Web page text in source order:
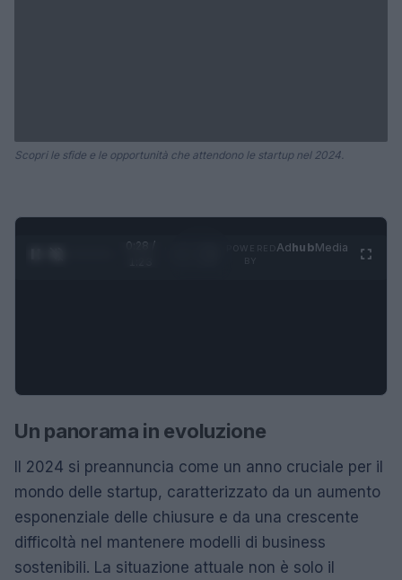
Scopri le sfide e le opportunità che attendono le startup nel 2024.
0:28 /
AdhubMedia
Un panorama in evoluzione
Il 2024 si preannuncia come un anno cruciale per il
mondo delle startup, caratterizzato da un aumento
esponenziale delle chiusure e da una crescente
difficoltà nel mantenere modelli di business
sostenibili. La situazione attuale non è solo il